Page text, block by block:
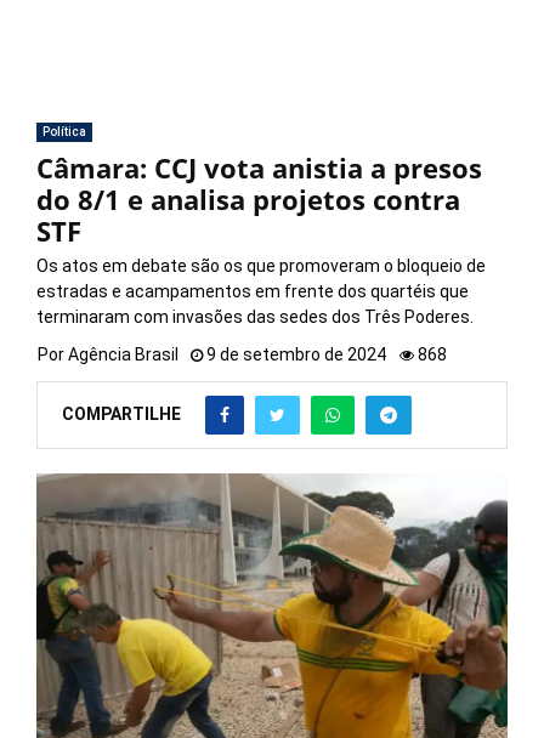
Política
Câmara: CCJ vota anistia a presos
do 8/1 e analisa projetos contra
STF
Os atos em debate são os que promoveram o bloqueio de
estradas e acampamentos em frente dos quartéis que
terminaram com invasões das sedes dos Três Poderes.
PorAgência Brasil 9 de setembro de 2024 868
COMPARTILHE